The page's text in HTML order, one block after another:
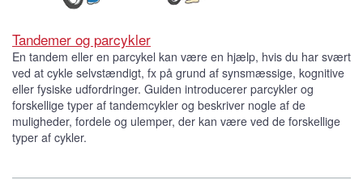
Tandemer og parcykler
En tandem eller en parcykel kan være en hjælp, hvis du har svært
ved at cykle selvstændigt, fx på grund af synsmæssige, kognitive
eller fysiske udfordringer. Guiden introducerer parcykler og
forskellige typer af tandemcykler og beskriver nogle af de
muligheder, fordele og ulemper, der kan være ved de forskellige
typer af cykler.